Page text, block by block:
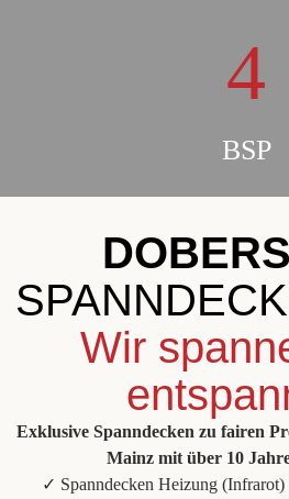
4
BSP
Wir
Exklusive Spanndecken zu fairen
Mainz mit über 10
✓ Spanndecken Heizung